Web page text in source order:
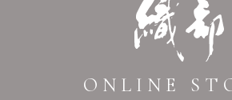
ONLINE